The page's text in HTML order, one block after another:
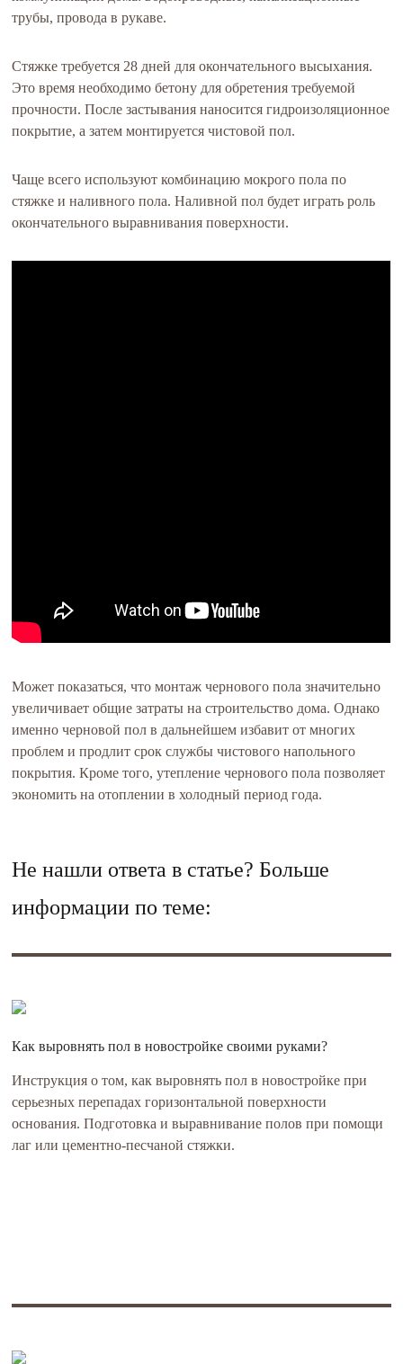
трубы, провода в рукаве.
Стяжке требуется 28 дней для окончательного высыхания.
Это время необходимо бетону для обретения требуемой
прочности. После застывания наносится гидроизоляционное
покрытие, а затем монтируется чистовой пол.
Чаще всего используют комбинацию мокрого пола по
стяжке и наливного пола. Наливной пол будет играть роль
окончательного выравнивания поверхности.
Может показаться, что монтаж чернового пола значительно
увеличивает общие затраты на строительство дома. Однако
именно черновой пол в дальнейшем избавит от многих
проблем и продлит срок службы чистового напольного
покрытия. Кроме того, утепление чернового пола позволяет
экономить на отоплении в холодный период года.
Не нашли ответа в статье? Больше
информации по теме:
Как выровнять пол в новостройке своими руками?
Инструкция о том, как выровнять пол в новостройке при
серьезных перепадах горизонтальной поверхности
основания. Подготовка и выравнивание полов при помощи
лаг или цементно-песчаной стяжки.